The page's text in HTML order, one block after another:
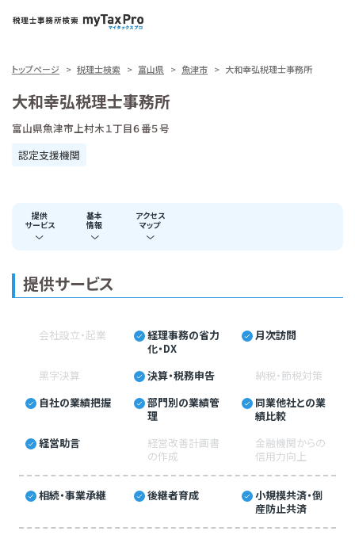
トップページ 税理士検索 富山県 魚津市 大和幸弘税理士事務所
大和幸弘税理士事務所
富山県魚津市上村木１丁目６番５号
認定支援機関
提供
サービス
基本
情報
アクセス
マップ
提供サービス
会社設立・起業
経理事務の省力
化・DX
月次訪問
黒字決算 決算・税務申告
納税・節税対策
自社の業績把握
部門別の業績管
理
同業他社との業
績比較
経営助言
経営改善計画書
の作成
金融機関からの
信用力向上
相続・事業承継 後継者育成
小規模共済・倒
産防止共済